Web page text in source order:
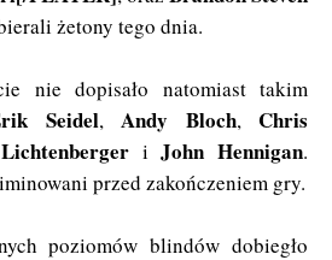
żetony tego dnia.
nie dopisało natomiast takim
Seidel, Andy Bloch, Chris
iJohn Hennigan.
przed zakończeniem gry.
poziomów blindów dobiegło